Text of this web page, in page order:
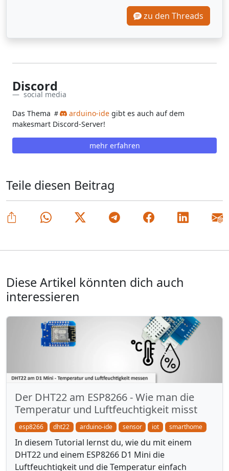
zu den Threads
Discord
social media
Das Thema
arduino-ide gibt es auch auf dem
makesmart Discord-Server!
mehr erfahren
Teile diesen Beitrag
Diese Artikel könnten dich auch
interessieren
Der DHT22 am ESP8266 - Wie man die
Temperatur und Luftfeuchtigkeit misst
esp8266 dht22 arduino-ide sensor iot smarthome
In diesem Tutorial lernst du, wie du mit einem
DHT22 und einem ESP8266 D1 Mini die
Luftfeuchtigkeit und die Temperatur einfach